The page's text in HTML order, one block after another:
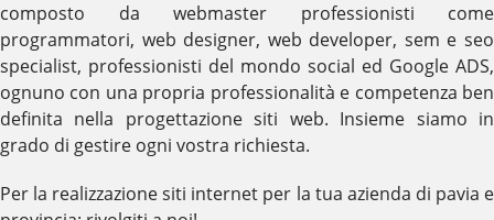
composto da webmaster professionisti come
programmatori, web designer, web developer, sem e seo
specialist, professionisti del mondo social ed Google ADS,
ognuno con una propria professionalità e competenza ben
definita nella progettazione siti web. Insieme siamo in
grado di gestire ogni vostra richiesta.
Per la realizzazione siti internet per la tua azienda di pavia e